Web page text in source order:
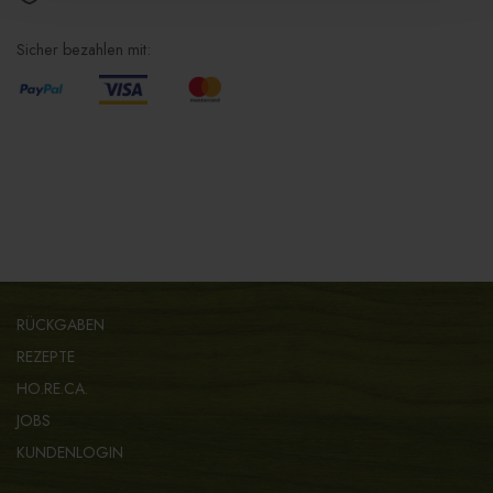
Sicher bezahlen mit:
RÜCKGABEN
REZEPTE
HO.RE.CA.
JOBS
KUNDENLOGIN